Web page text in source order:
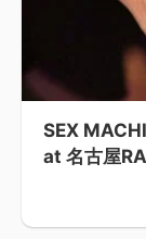
SEX
at 名古屋